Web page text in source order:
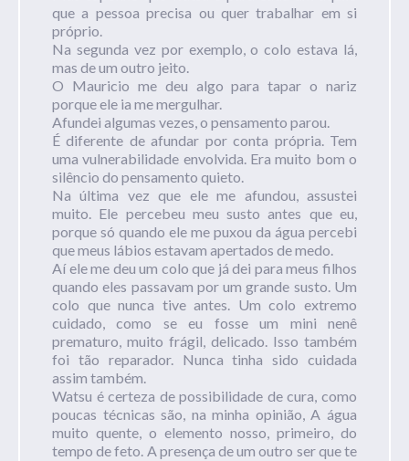
que a pessoa precisa ou quer trabalhar em si
próprio.
Na segunda vez por exemplo, o colo estava lá,
mas de um outro jeito.
O Mauricio me deu algo para tapar o nariz
porque ele ia me mergulhar.
Afundei algumas vezes, o pensamento parou.
É diferente de afundar por conta própria. Tem
uma vulnerabilidade envolvida. Era muito bom o
silêncio do pensamento quieto.
Na última vez que ele me afundou, assustei
muito. Ele percebeu meu susto antes que eu,
porque só quando ele me puxou da água percebi
que meus lábios estavam apertados de medo.
Aí ele me deu um colo que já dei para meus filhos
quando eles passavam por um grande susto. Um
colo que nunca tive antes. Um colo extremo
cuidado, como se eu fosse um mini nenê
prematuro, muito frágil, delicado. Isso também
foi tão reparador. Nunca tinha sido cuidada
assim também.
Watsu é certeza de possibilidade de cura, como
poucas técnicas são, na minha opinião, A água
muito quente, o elemento nosso, primeiro, do
tempo de feto. A presença de um outro ser que te